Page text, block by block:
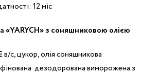
12 міс
«YARYCH» з соняшниковою олією
в/с, цукор, олія соняшникова
дезодорована виморожена з